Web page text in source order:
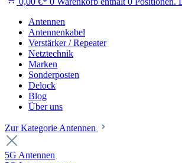
Antennen
Antennenkabel
Verstärker / Repeater
Netztechnik
Marken
Sonderposten
Delock
Blog
Über uns
Zur Kategorie Antennen
5G Antennen